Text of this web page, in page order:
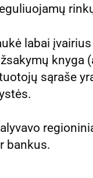
labai
knyga
sąraše
bankus.